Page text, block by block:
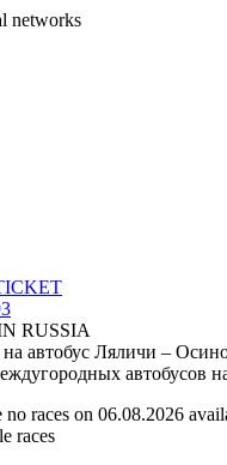
networks
RUSSIA
автобус Ляличи –
автобусов
no races on 06.08.2026
races